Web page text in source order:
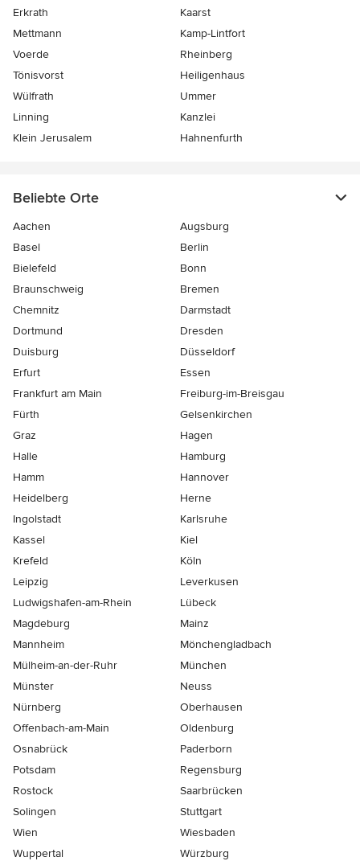
Erkrath
Kaarst
Mettmann
Kamp-Lintfort
Voerde
Rheinberg
Tönisvorst
Heiligenhaus
Wülfrath
Ummer
Linning
Kanzlei
Klein Jerusalem
Hahnenfurth
Beliebte Orte
Aachen
Augsburg
Basel
Berlin
Bielefeld
Bonn
Braunschweig
Bremen
Chemnitz
Darmstadt
Dortmund
Dresden
Duisburg
Düsseldorf
Erfurt
Essen
Frankfurt am Main
Freiburg-im-Breisgau
Fürth
Gelsenkirchen
Graz
Hagen
Halle
Hamburg
Hamm
Hannover
Heidelberg
Herne
Ingolstadt
Karlsruhe
Kassel
Kiel
Krefeld
Köln
Leipzig
Leverkusen
Ludwigshafen-am-Rhein
Lübeck
Magdeburg
Mainz
Mannheim
Mönchen­gladbach
Mülheim-an-der-Ruhr
München
Münster
Neuss
Nürnberg
Oberhausen
Offenbach-am-Main
Oldenburg
Osnabrück
Paderborn
Potsdam
Regensburg
Rostock
Saarbrücken
Solingen
Stuttgart
Wien
Wiesbaden
Wuppertal
Würzburg